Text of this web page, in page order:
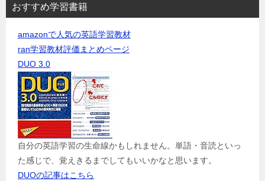
おすすめ学習書籍
amazonで人気の英語学習教材
ran学習教材評価まとめページ
DUO 3.0
自分の英語学習の生命線かもしれません。単語・音読といっ
た感じで、覚えきるまでしてもいいかなと思います。
DUOの記事はこちら